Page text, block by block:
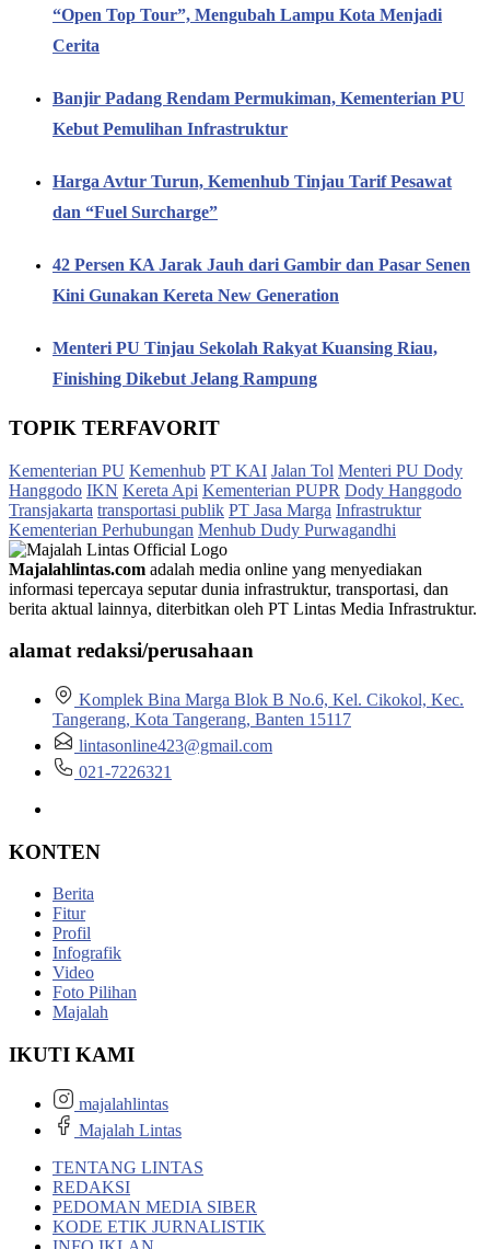
“Open Top Tour”, Mengubah Lampu Kota Menjadi
Cerita
Banjir Padang Rendam Permukiman, Kementerian PU
Kebut Pemulihan Infrastruktur
Harga Avtur Turun, Kemenhub Tinjau Tarif Pesawat
dan “Fuel Surcharge”
42 Persen KA Jarak Jauh dari Gambir dan Pasar Senen
Kini Gunakan Kereta New Generation
Menteri PU Tinjau Sekolah Rakyat Kuansing Riau,
Finishing Dikebut Jelang Rampung
TOPIK TERFAVORIT
Kementerian PU Kemenhub PT KAI Jalan Tol Menteri PU Dody
Hanggodo IKN Kereta Api Kementerian PUPR Dody Hanggodo
Transjakarta transportasi publik PT Jasa Marga Infrastruktur
Kementerian Perhubungan Menhub Dudy Purwagandhi
Majalahlintas.com adalah media online yang menyediakan
informasi tepercaya seputar dunia infrastruktur, transportasi, dan
berita aktual lainnya, diterbitkan oleh PT Lintas Media Infrastruktur.
alamat redaksi/perusahaan
Komplek Bina Marga Blok B No.6, Kel. Cikokol, Kec.
Tangerang, Kota Tangerang, Banten 15117
lintasonline423@gmail.com
021-7226321
KONTEN
Berita
Fitur
Profil
Infografik
Video
Foto Pilihan
Majalah
IKUTI KAMI
majalahlintas
Majalah Lintas
TENTANG LINTAS
REDAKSI
PEDOMAN MEDIA SIBER
KODE ETIK JURNALISTIK